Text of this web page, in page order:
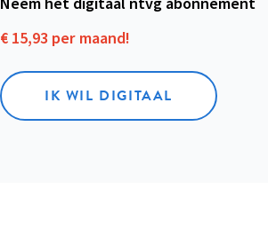
€ 15,93 per maand!
IK WIL DIGITAAL